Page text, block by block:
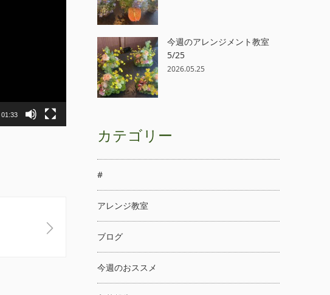
01:33
今週のアレンジメント教室
5/25
2026.05.25
カテゴリー
#
アレンジ教室
ブログ
今週のおススメ